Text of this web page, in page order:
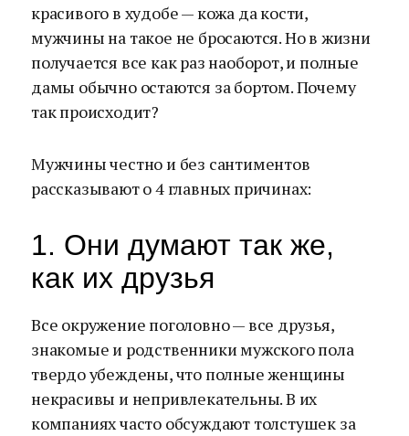
красивого в худобе — кожа да кости,
мужчины на такое не бросаются. Но в жизни
получается все как раз наоборот, и полные
дамы обычно остаются за бортом. Почему
так происходит?
Мужчины честно и без сантиментов
рассказывают о 4 главных причинах:
1. Они думают так же,
как их друзья
Все окружение поголовно — все друзья,
знакомые и родственники мужского пола
твердо убеждены, что полные женщины
некрасивы и непривлекательны. В их
компаниях часто обсуждают толстушек за